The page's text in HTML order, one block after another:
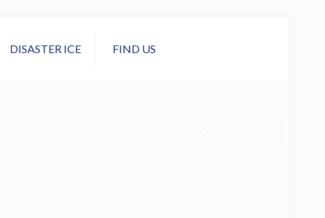
DISASTER ICE FIND US